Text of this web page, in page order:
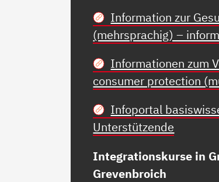
Information zur
(mehrsprachig) –
Informationen zum
consumer protection
Infoportal
Unterstützende
Integrationskurse in
Grevenbroich